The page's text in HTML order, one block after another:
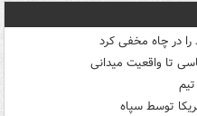
در چاه مخفی کرد
تا واقعیت میدانی
توسط سپاه